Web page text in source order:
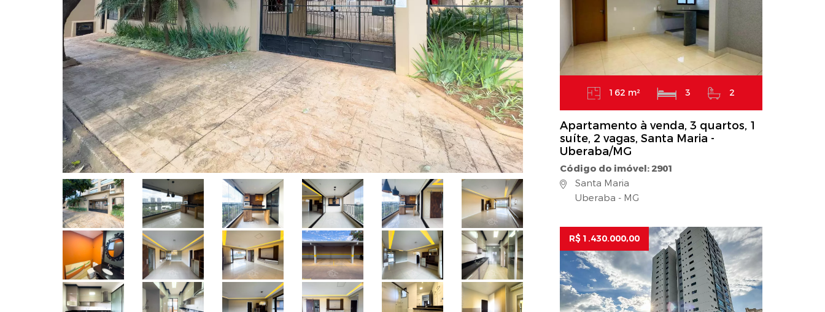
162 m² 3 2
Apartamento à venda, 3 quartos, 1
suíte, 2 vagas, Santa Maria -
Uberaba/MG
Código do imóvel: 2901
Santa Maria
Uberaba - MG
R$ 1.430.000,00